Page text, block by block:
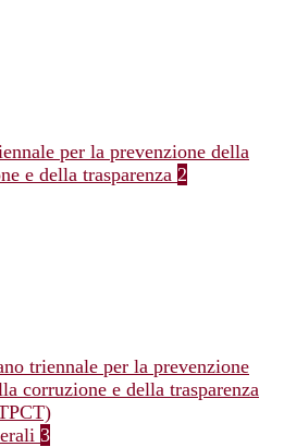
per la prevenzione della
e della trasparenza 2
triennale per la prevenzione
corruzione e della trasparenza
3